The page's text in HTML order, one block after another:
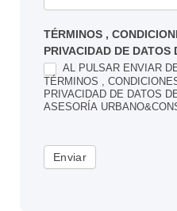
TÉRMINOS ,
PRIVACIDAD DE DATOS
AL PULSAR ENVIAR
TÉRMINOS ,
PRIVACIDAD DE DATOS
ASESORÍA
Enviar